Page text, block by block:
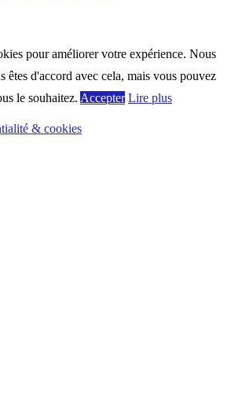
pour améliorer votre expérience. Nous
êtes d'accord avec cela, mais vous pouvez
le souhaitez. Accepter Lire plus
& cookies